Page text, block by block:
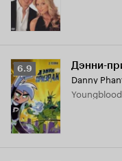
Рейтинг
Кинопоиска
6.9
6.9 Дэнни-
Danny